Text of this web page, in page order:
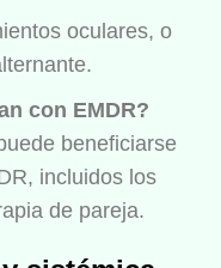
oculares, o
con EMDR?
beneficiarse
incluidos los
de pareja.